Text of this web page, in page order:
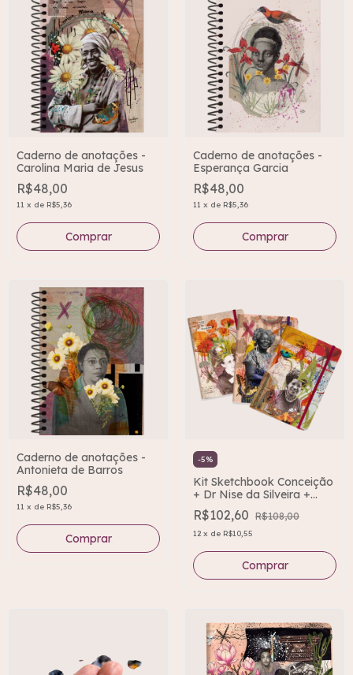
Caderno de anotações -
Carolina Maria de Jesus
R$48,00
11 x de R$5,36
Caderno de anotações -
Esperança Garcia
R$48,00
11 x de R$5,36
Caderno de anotações -
Antonieta de Barros
R$48,00
11 x de R$5,36
-5%
Kit Sketchbook Conceição
+ Dr Nise da Silveira +
Lélia Gonzalez
R$102,60 R$108,00
12 x de R$10,55